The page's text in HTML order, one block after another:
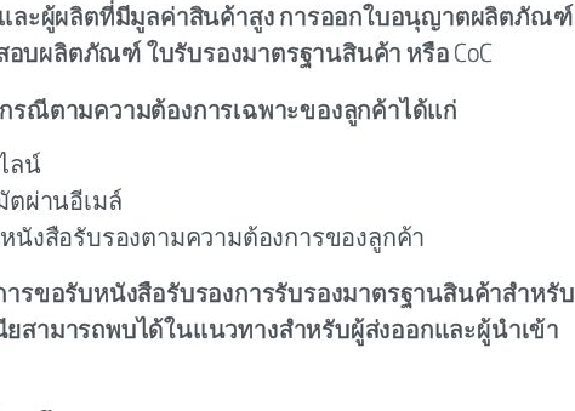
และผู้ผลิตที่มีมูลค่าสินค้าสูง การออกใบอนุญาตผลิตภัณฑ์
บผลิตภัณฑ์ ใบรับรองมาตรฐานสินค้า หรือ CoC
รณีตามความต้องการเฉพาะของลูกค้าได้แก่
ลน์
ตผ่านอีเมล์
นังสือรับรองตามความต้องการของลูกค้า
ารขอรับหนังสือรับรองการรับรองมาตรฐานสินค้าสำหรับ
สามารถพบได้ในแนวทางสำหรับผู้ส่งออกและผู้นำเข้า